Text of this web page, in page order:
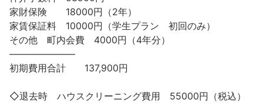
家財保険 18000円（2年）
家賃保証料 10000円（学生プラン 初回のみ）
その他 町内会費 4000円（4年分）
———————
初期費用合計 137,900円
◇退去時 ハウスクリーニング費用 55000円（税込）